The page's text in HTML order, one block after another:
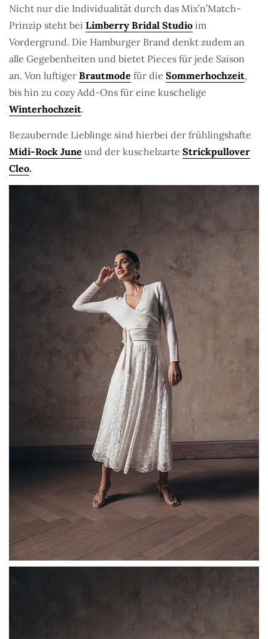
Nicht nur die Individualität durch das Mix’n’Match-
Prinzip steht bei Limberry Bridal Studio im
Vordergrund. Die Hamburger Brand denkt zudem an
alle Gegebenheiten und bietet Pieces für jede Saison
an. Von luftiger Brautmode für die Sommerhochzeit,
bis hin zu cozy Add-Ons für eine kuschelige
Winterhochzeit.
Bezaubernde Lieblinge sind hierbei der frühlingshafte
Midi-Rock June und der kuschelzarte Strickpullover
Cleo.